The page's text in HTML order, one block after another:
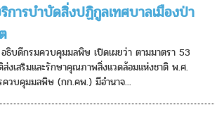
การบำบัดสิ่งปฏิกูลเทศบาลเมืองป่า
ธิบดีกรมควบคุมมลพิษ เปิดเผยว่า ตามมาตรา 53
เสริมและรักษาคุณภาพสิ่งแวดล้อมแห่งชาติ พ.ศ.
วบคุมมลพิษ (กก.คพ.) มีอำนาจ...